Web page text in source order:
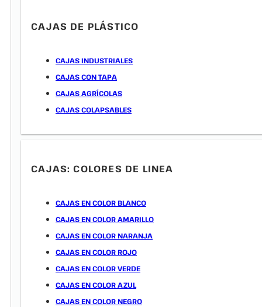
CAJAS DE PLÁSTICO
CAJAS INDUSTRIALES
CAJAS CON TAPA
CAJAS AGRÍCOLAS
CAJAS COLAPSABLES
CAJAS: COLORES DE LINEA
CAJAS EN COLOR BLANCO
CAJAS EN COLOR AMARILLO
CAJAS EN COLOR NARANJA
CAJAS EN COLOR ROJO
CAJAS EN COLOR VERDE
CAJAS EN COLOR AZUL
CAJAS EN COLOR NEGRO